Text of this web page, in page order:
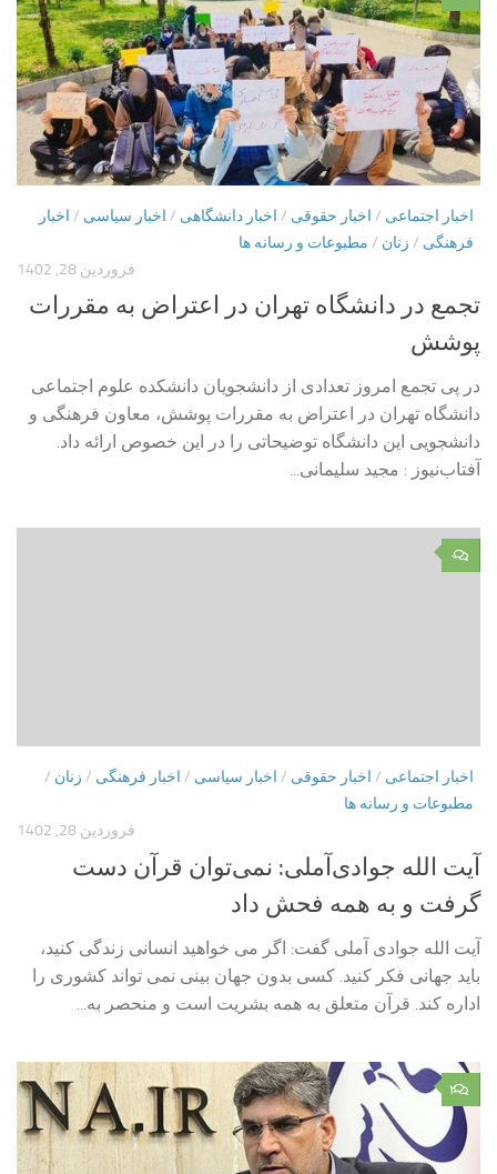
اخبار اجتماعی / اخبار حقوقی / اخبار دانشگاهی / اخبار سیاسی / اخبار
فرهنگی / زنان / مطبوعات و رسانه ها
فروردین 28, 1402
تجمع در دانشگاه تهران در اعتراض به مقررات
پوشش
در پی تجمع امروز تعدادی از دانشجویان دانشکده علوم اجتماعی
دانشگاه تهران در اعتراض به مقررات پوشش، معاون فرهنگی و
دانشجویی این دانشگاه توضیحاتی را در این خصوص ارائه داد.
آفتاب‌‌نیوز : مجید سلیمانی...
۰
اخبار اجتماعی / اخبار حقوقی / اخبار سیاسی / اخبار فرهنگی / زنان /
مطبوعات و رسانه ها
فروردین 28, 1402
آیت الله جوادی‌آملی: نمی‌توان قرآن دست
گرفت و به همه فحش داد
آیت الله جوادی آملی گفت: اگر می خواهید انسانی زندگی کنید،
باید جهانی فکر کنید. کسی بدون جهان بینی نمی تواند کشوری را
اداره کند. قرآن متعلق به همه بشریت است و منحصر به...
۲